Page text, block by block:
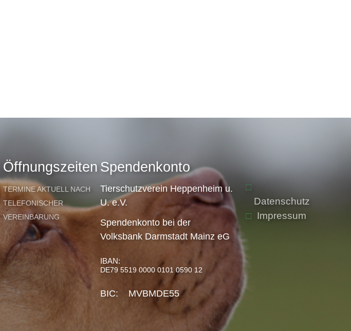
Öffnungszeiten
TERMINE AKTUELL NACH
TELEFONISCHER
VEREINBARUNG
Spendenkonto
Tierschutzverein Heppenheim u.
U. e.V.
Spendenkonto bei der
Volksbank Darmstadt Mainz eG
IBAN:
DE79 5519 0000 0101 0590 12
BIC: MVBMDE55
Datenschutz
Impressum